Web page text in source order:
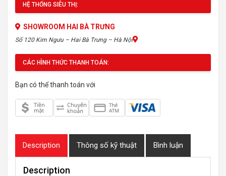
HỆ THỐNG SIÊU THỊ:
SHOWROOM HAI BÀ TRƯNG
Số 120 Kim Ngưu – Hai Bà Trưng – Hà Nội
CÁC HÌNH THỨC THANH TOÁN:
Bạn có thể thanh toán với
Description Thông số kỹ thuật Bình luận
Description